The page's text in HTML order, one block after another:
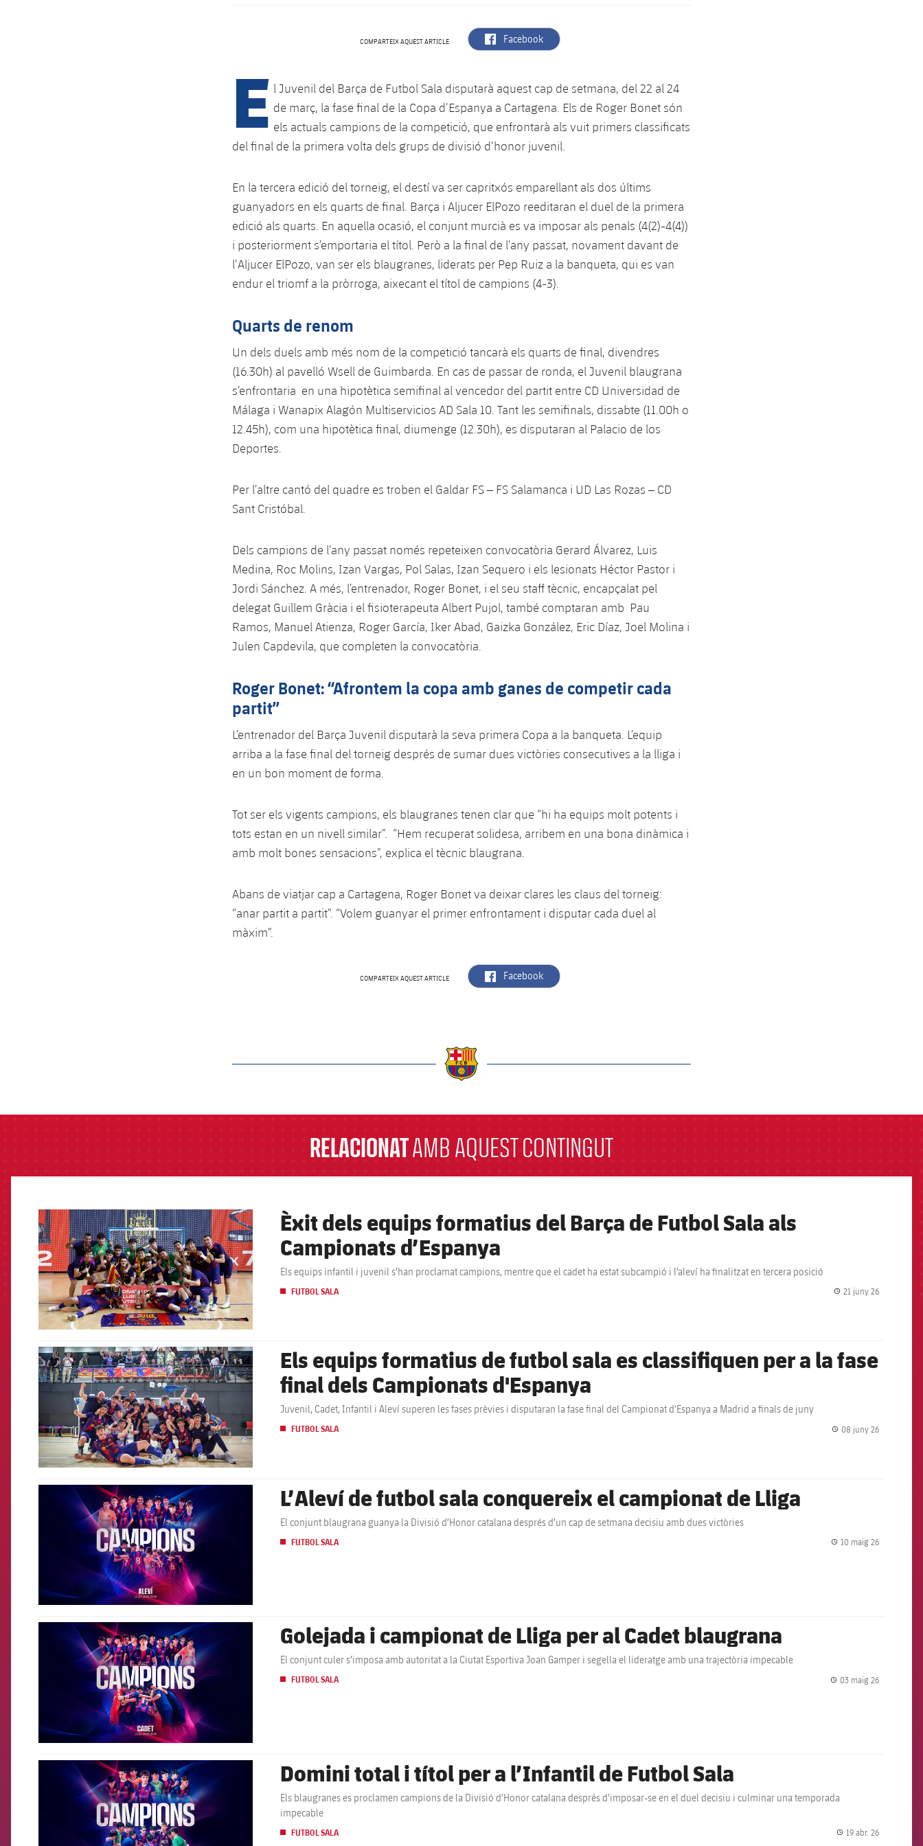
COMPARTEIX AQUEST ARTICLE label.aria.facebook
Facebook
E l Juvenil del Barça de Futbol Sala disputarà aquest cap de setmana, del 22 al 24
de març, la fase final de la Copa d’Espanya a Cartagena. Els de Roger Bonet són
els actuals campions de la competició, que enfrontarà als vuit primers classificats
del final de la primera volta dels grups de divisió d’honor juvenil.
En la tercera edició del torneig, el destí va ser capritxós emparellant als dos últims
guanyadors en els quarts de final. Barça i Aljucer ElPozo reeditaran el duel de la primera
edició als quarts. En aquella ocasió, el conjunt murcià es va imposar als penals (4(2)-4(4))
i posteriorment s’emportaria el títol. Però a la final de l’any passat, novament davant de
l’Aljucer ElPozo, van ser els blaugranes, liderats per Pep Ruiz a la banqueta, qui es van
endur el triomf a la pròrroga, aixecant el títol de campions (4-3).
Quarts de renom
Un dels duels amb més nom de la competició tancarà els quarts de final, divendres
(16.30h) al pavelló Wsell de Guimbarda. En cas de passar de ronda, el Juvenil blaugrana
s’enfrontaria en una hipotètica semifinal al vencedor del partit entre CD Universidad de
Málaga i Wanapix Alagón Multiservicios AD Sala 10. Tant les semifinals, dissabte (11.00h o
12.45h), com una hipotètica final, diumenge (12.30h), es disputaran al Palacio de los
Deportes.
Per l’altre cantó del quadre es troben el Galdar FS – FS Salamanca i UD Las Rozas – CD
Sant Cristóbal.
Dels campions de l’any passat només repeteixen convocatòria Gerard Álvarez, Luis
Medina, Roc Molins, Izan Vargas, Pol Salas, Izan Sequero i els lesionats Héctor Pastor i
Jordi Sánchez. A més, l’entrenador, Roger Bonet, i el seu staff tècnic, encapçalat pel
delegat Guillem Gràcia i el fisioterapeuta Albert Pujol, també comptaran amb Pau
Ramos, Manuel Atienza, Roger García, Iker Abad, Gaizka González, Eric Díaz, Joel Molina i
Julen Capdevila, que completen la convocatòria.
Roger Bonet: “Afrontem la copa amb ganes de competir cada
partit”
L’entrenador del Barça Juvenil disputarà la seva primera Copa a la banqueta. L’equip
arriba a la fase final del torneig després de sumar dues victòries consecutives a la lliga i
en un bon moment de forma.
Tot ser els vigents campions, els blaugranes tenen clar que “hi ha equips molt potents i
tots estan en un nivell similar”. “Hem recuperat solidesa, arribem en una bona dinàmica i
amb molt bones sensacions”, explica el tècnic blaugrana.
Abans de viatjar cap a Cartagena, Roger Bonet va deixar clares les claus del torneig:
“anar partit a partit”. “Volem guanyar el primer enfrontament i disputar cada duel al
màxim”.
COMPARTEIX AQUEST ARTICLE label.aria.facebook
Facebook
RELACIONATAMB AQUEST CONTINGUT
FCB Barcelona badge
Èxit dels equips formatius del Barça de Futbol Sala als
Campionats d’Espanya
Els equips infantil i juvenil s’han proclamat campions, mentre que el cadet ha estat subcampió i l’aleví ha finalitzat en tercera posició
FUTBOL SALA 21 juny 26
FCB Barcelona badge
Els equips formatius de futbol sala es classifiquen per a la fase
final dels Campionats d'Espanya
Juvenil, Cadet, Infantil i Aleví superen les fases prèvies i disputaran la fase final del Campionat d’Espanya a Madrid a finals de juny
FUTBOL SALA 08 juny 26
FCB Barcelona badge L’Aleví de futbol sala conquereix el campionat de Lliga
El conjunt blaugrana guanya la Divisió d’Honor catalana després d’un cap de setmana decisiu amb dues victòries
FUTBOL SALA 10 maig 26
FCB Barcelona badge Golejada i campionat de Lliga per al Cadet blaugrana
El conjunt culer s’imposa amb autoritat a la Ciutat Esportiva Joan Gamper i segella el lideratge amb una trajectòria impecable
FUTBOL SALA 03 maig 26
FCB Barcelona badge Domini total i títol per a l’Infantil de Futbol Sala
Els blaugranes es proclamen campions de la Divisió d’Honor catalana després d’imposar-se en el duel decisiu i culminar una temporada
impecable
FUTBOL SALA 19 abr. 26